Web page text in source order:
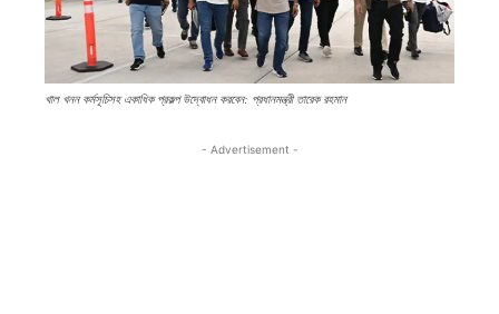
খাল খনন কর্মসূচিসহ একাধিক প্রকল্প উদ্বোধন করবেন: প্রধানমন্ত্রী তারেক রহমান
- Advertisement -